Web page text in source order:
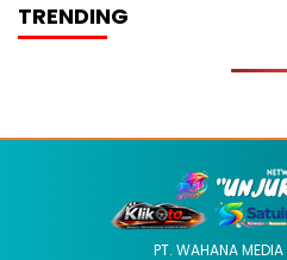
TRENDING
PT. WAHANA